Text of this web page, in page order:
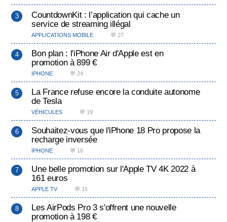
CountdownKit : l’application qui cache un
service de streaming illégal
APPLICATIONS MOBILE 💬 27
Bon plan : l'iPhone Air d'Apple est en
promotion à 899 €
IPHONE 💬 24
La France refuse encore la conduite autonome
de Tesla
VÉHICULES 💬 19
Souhaitez-vous que l'iPhone 18 Pro propose la
recharge inversée
IPHONE 💬 16
Une belle promotion sur l'Apple TV 4K 2022 à
161 euros
APPLE TV 💬 15
Les AirPods Pro 3 s'offrent une nouvelle
promotion à 198 €